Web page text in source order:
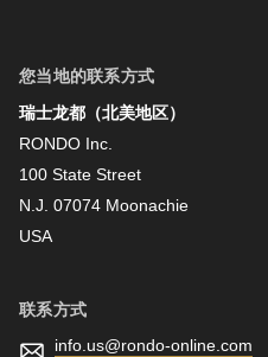
姓氏
您当地的联系方式
瑞士龙都（北美地区）
RONDO Inc.
100 State Street
N.J. 07074 Moonachie
USA
联系方式
info.us@rondo-online.com